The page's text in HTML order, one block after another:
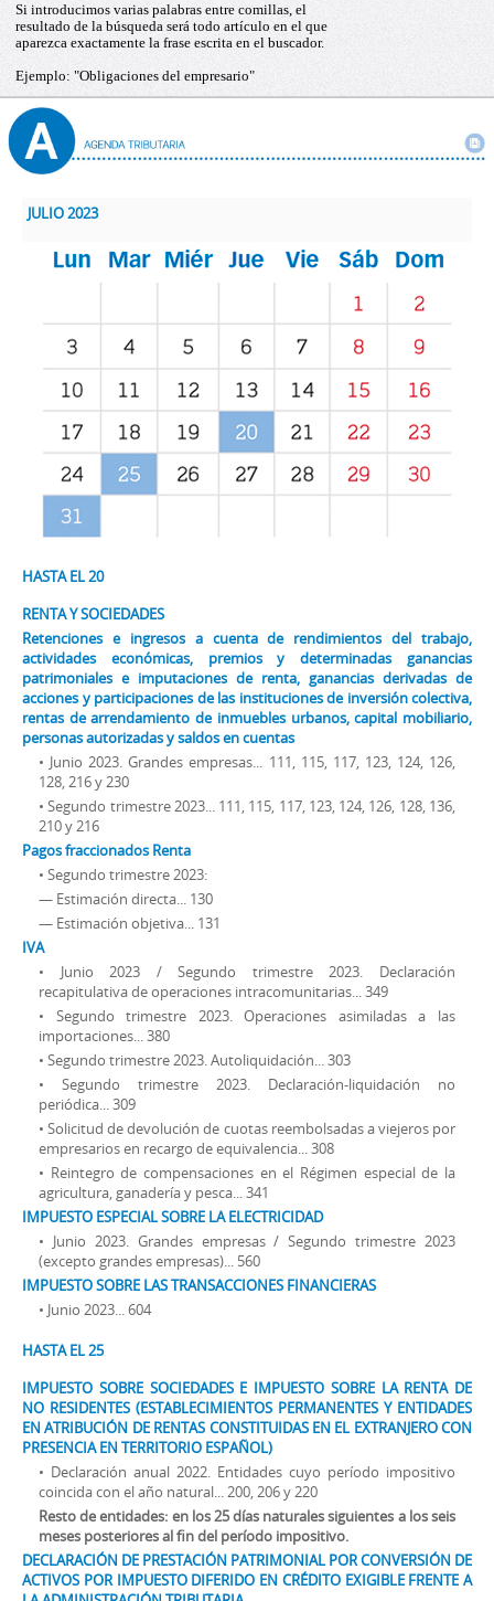
Si introducimos varias palabras entre comillas, el
resultado de la búsqueda será todo artículo en el que
aparezca exactamente la frase escrita en el buscador.
Ejemplo: "Obligaciones del empresario"
JULIO 2023
HASTA EL 20
RENTA Y SOCIEDADES
Retenciones e ingresos a cuenta de rendimientos del trabajo,
actividades económicas, premios y determinadas ganancias
patrimoniales e imputaciones de renta, ganancias derivadas de
acciones y participaciones de las instituciones de inversión colectiva,
rentas de arrendamiento de inmuebles urbanos, capital mobiliario,
personas autorizadas y saldos en cuentas
• Junio 2023. Grandes empresas... 111, 115, 117, 123, 124, 126,
128, 216 y 230
• Segundo trimestre 2023... 111, 115, 117, 123, 124, 126, 128, 136,
210 y 216
Pagos fraccionados Renta
• Segundo trimestre 2023:
— Estimación directa... 130
— Estimación objetiva... 131
IVA
• Junio 2023 / Segundo trimestre 2023. Declaración
recapitulativa de operaciones intracomunitarias... 349
• Segundo trimestre 2023. Operaciones asimiladas a las
importaciones... 380
• Segundo trimestre 2023. Autoliquidación... 303
• Segundo trimestre 2023. Declaración-liquidación no
periódica... 309
• Solicitud de devolución de cuotas reembolsadas a viejeros por
empresarios en recargo de equivalencia... 308
• Reintegro de compensaciones en el Régimen especial de la
agricultura, ganadería y pesca... 341
IMPUESTO ESPECIAL SOBRE LA ELECTRICIDAD
• Junio 2023. Grandes empresas / Segundo trimestre 2023
(excepto grandes empresas)... 560
IMPUESTO SOBRE LAS TRANSACCIONES FINANCIERAS
• Junio 2023... 604
HASTA EL 25
IMPUESTO SOBRE SOCIEDADES E IMPUESTO SOBRE LA RENTA DE
NO RESIDENTES (ESTABLECIMIENTOS PERMANENTES Y ENTIDADES
EN ATRIBUCIÓN DE RENTAS CONSTITUIDAS EN EL EXTRANJERO CON
PRESENCIA EN TERRITORIO ESPAÑOL)
• Declaración anual 2022. Entidades cuyo período impositivo
coincida con el año natural... 200, 206 y 220
Resto de entidades: en los 25 días naturales siguientes a los seis
meses posteriores al fin del período impositivo.
DECLARACIÓN DE PRESTACIÓN PATRIMONIAL POR CONVERSIÓN DE
ACTIVOS POR IMPUESTO DIFERIDO EN CRÉDITO EXIGIBLE FRENTE A